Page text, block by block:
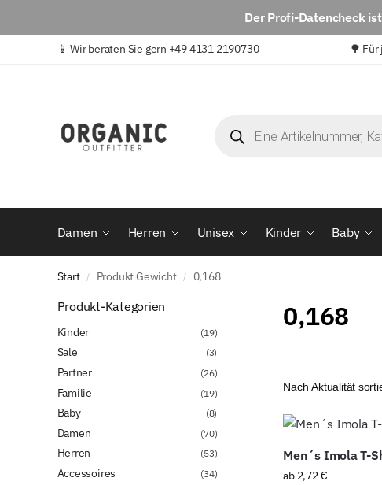
Der Profi-Datencheckist
📱Wir beraten Sie gern +49 4131 2190730 🌳
Damen Herren Unisex Kinder Baby
Start / Produkt Gewicht / 0,168
0,168
Men´s Imola T-
ab 2,72€
Produkt-Kategorien
Kinder (19)
Sale (3)
Partner (26)
Familie (19)
Baby (8)
Damen (70)
Herren (53)
Accessoires (34)